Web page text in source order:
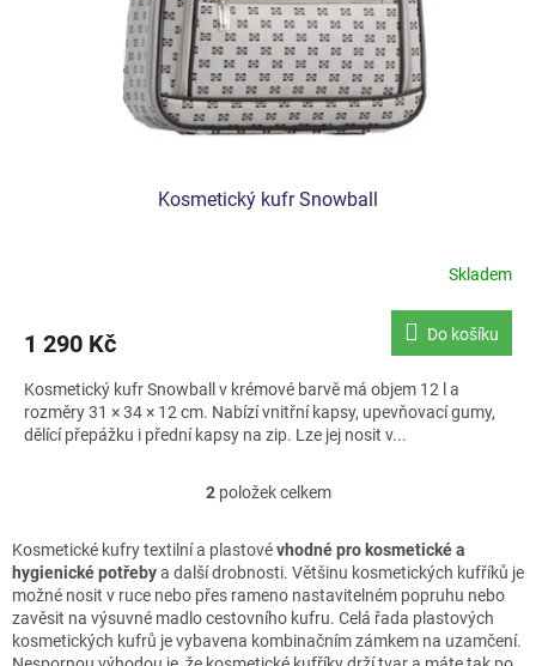
Kosmetický kufr Snowball
Skladem
1 290 Kč Do košíku
Kosmetický kufr Snowball v krémové barvě má objem 12 l a
rozměry 31 × 34 × 12 cm. Nabízí vnitřní kapsy, upevňovací gumy,
dělící přepážku i přední kapsy na zip. Lze jej nosit v...
O
l
á
d
a
c
2položek celkem
Kosmetické kufry textilní a plastovévhodné pro kosmetické a
hygienické potřebya další drobnosti. Většinu kosmetických kufříků je
možné nosit v ruce nebo přes rameno nastavitelném popruhu nebo
zavěsit na výsuvné madlo cestovního kufru. Celá řada plastových
kosmetických kufrů je vybavena kombinačním zámkem na uzamčení.